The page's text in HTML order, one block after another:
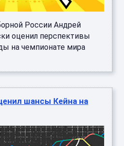
России Андрей
оценил перспективы
на чемпионате мира
шансы Кейна на